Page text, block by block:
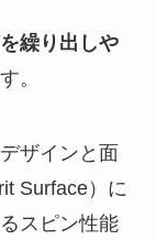
繰り出しや
。
ザインと面
Surface）に
スピン性能